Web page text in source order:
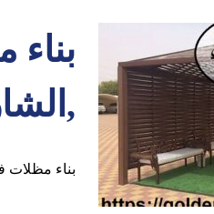
بناء مظلات في دبي |0544026642| عجمان ,الشارقة